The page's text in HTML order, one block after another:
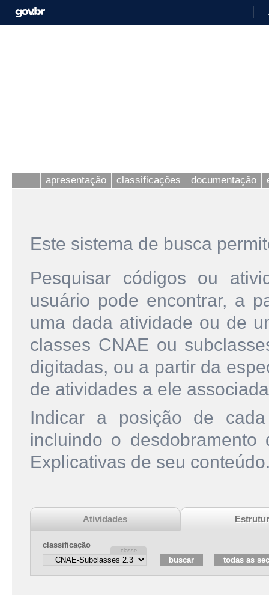
apresentação classificações documentação
Este sistema de busca
Pesquisar códigos ou
usuário pode encontrar, a
uma dada atividade ou de
classes CNAE ou
digitadas, ou a partir da
de atividades a ele
Indicar a posição de
incluindo o
Explicativas de seu
Atividades
classificação